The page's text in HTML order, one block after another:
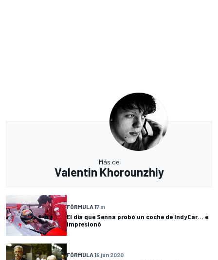
Más de
Valentin Khorounzhiy
FÓRMULA 17 m
El día que Senna probó un coche de IndyCar... e
impresionó
FÓRMULA 19 jun 2020